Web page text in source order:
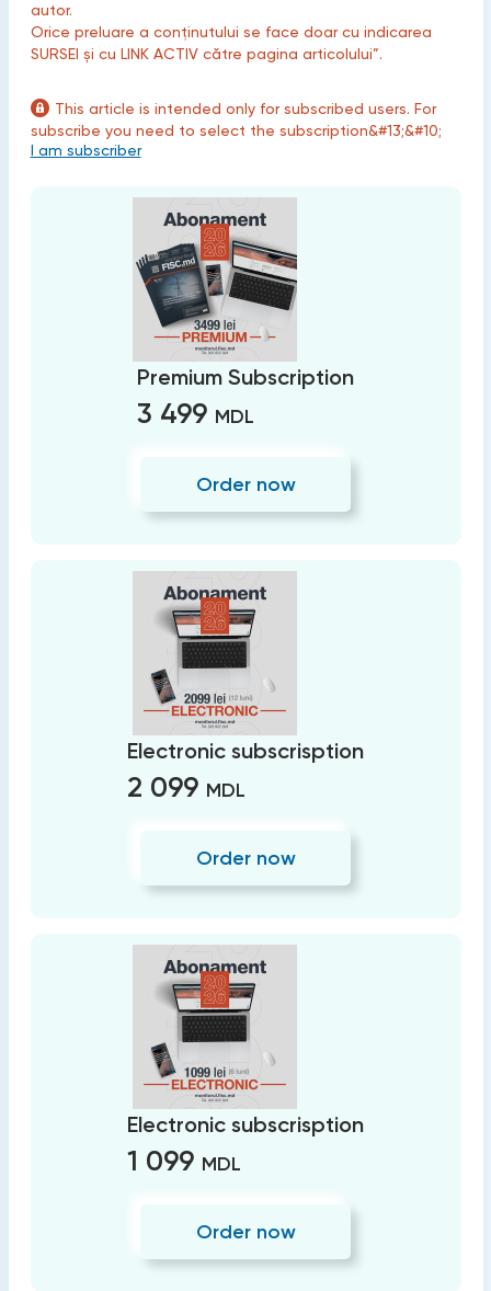
autor.
Orice preluare a conținutului se face doar cu indicarea
SURSEI și cu LINK ACTIV către pagina articolului”.
This article is intended only for subscribed users. For
subscribe you need to select the subscription&#13;&#10;
I am subscriber
Premium Subscription
3 499 MDL
Order now
Electronic subscrisption
2 099 MDL
Order now
Electronic subscrisption
1 099 MDL
Order now